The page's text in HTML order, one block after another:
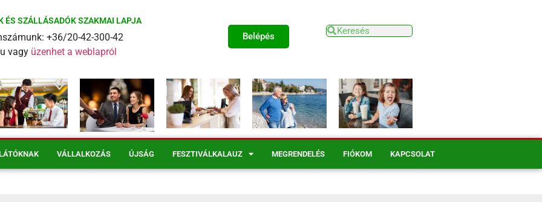
ÉS SZÁLLÁSADÓK SZAKMAI LAPJA
+36/20-42-300-42
vagy üzenhet a weblapról
Belépés
VÁLLALKOZÁS ÚJSÁG FESZTIVÁLKALAUZ MEGRENDELÉS FIÓKOM KAPCSOLAT